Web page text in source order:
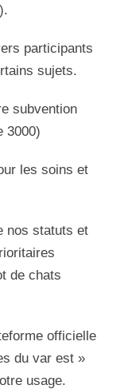
participants
sujets.
subvention
3000)
les soins et
nos statuts et
de chats
officielle
du var est »
usage.